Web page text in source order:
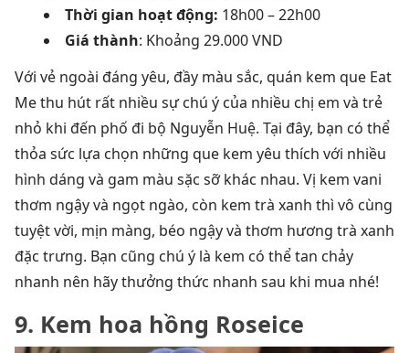
Thời gian hoạt động: 18h00 – 22h00
Giá thành: Khoảng 29.000 VND
Với vẻ ngoài đáng yêu, đầy màu sắc, quán kem que Eat
Me thu hút rất nhiều sự chú ý của nhiều chị em và trẻ
nhỏ khi đến phố đi bộ Nguyễn Huệ. Tại đây, bạn có thể
thỏa sức lựa chọn những que kem yêu thích với nhiều
hình dáng và gam màu sặc sỡ khác nhau. Vị kem vani
thơm ngậy và ngọt ngào, còn kem trà xanh thì vô cùng
tuyệt vời, mịn màng, béo ngậy và thơm hương trà xanh
đặc trưng. Bạn cũng chú ý là kem có thể tan chảy
nhanh nên hãy thưởng thức nhanh sau khi mua nhé!
9. Kem hoa hồng Roseice